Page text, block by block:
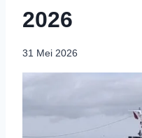
2026
31 Mei 2026